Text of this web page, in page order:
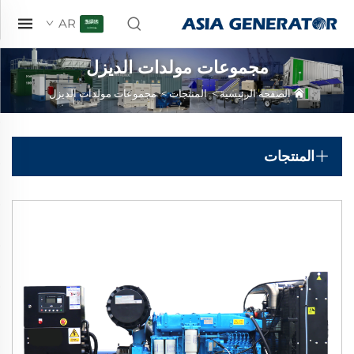
AR
مجموعات مولدات الديزل
الصفحة الرئيسية>المنتجات>مجموعات مولدات الديزل
المنتجات